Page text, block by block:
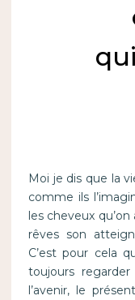
Moi je dis que la
comme ils
les cheveux
rêves son
C’est pour cela
toujours
l’avenir, le